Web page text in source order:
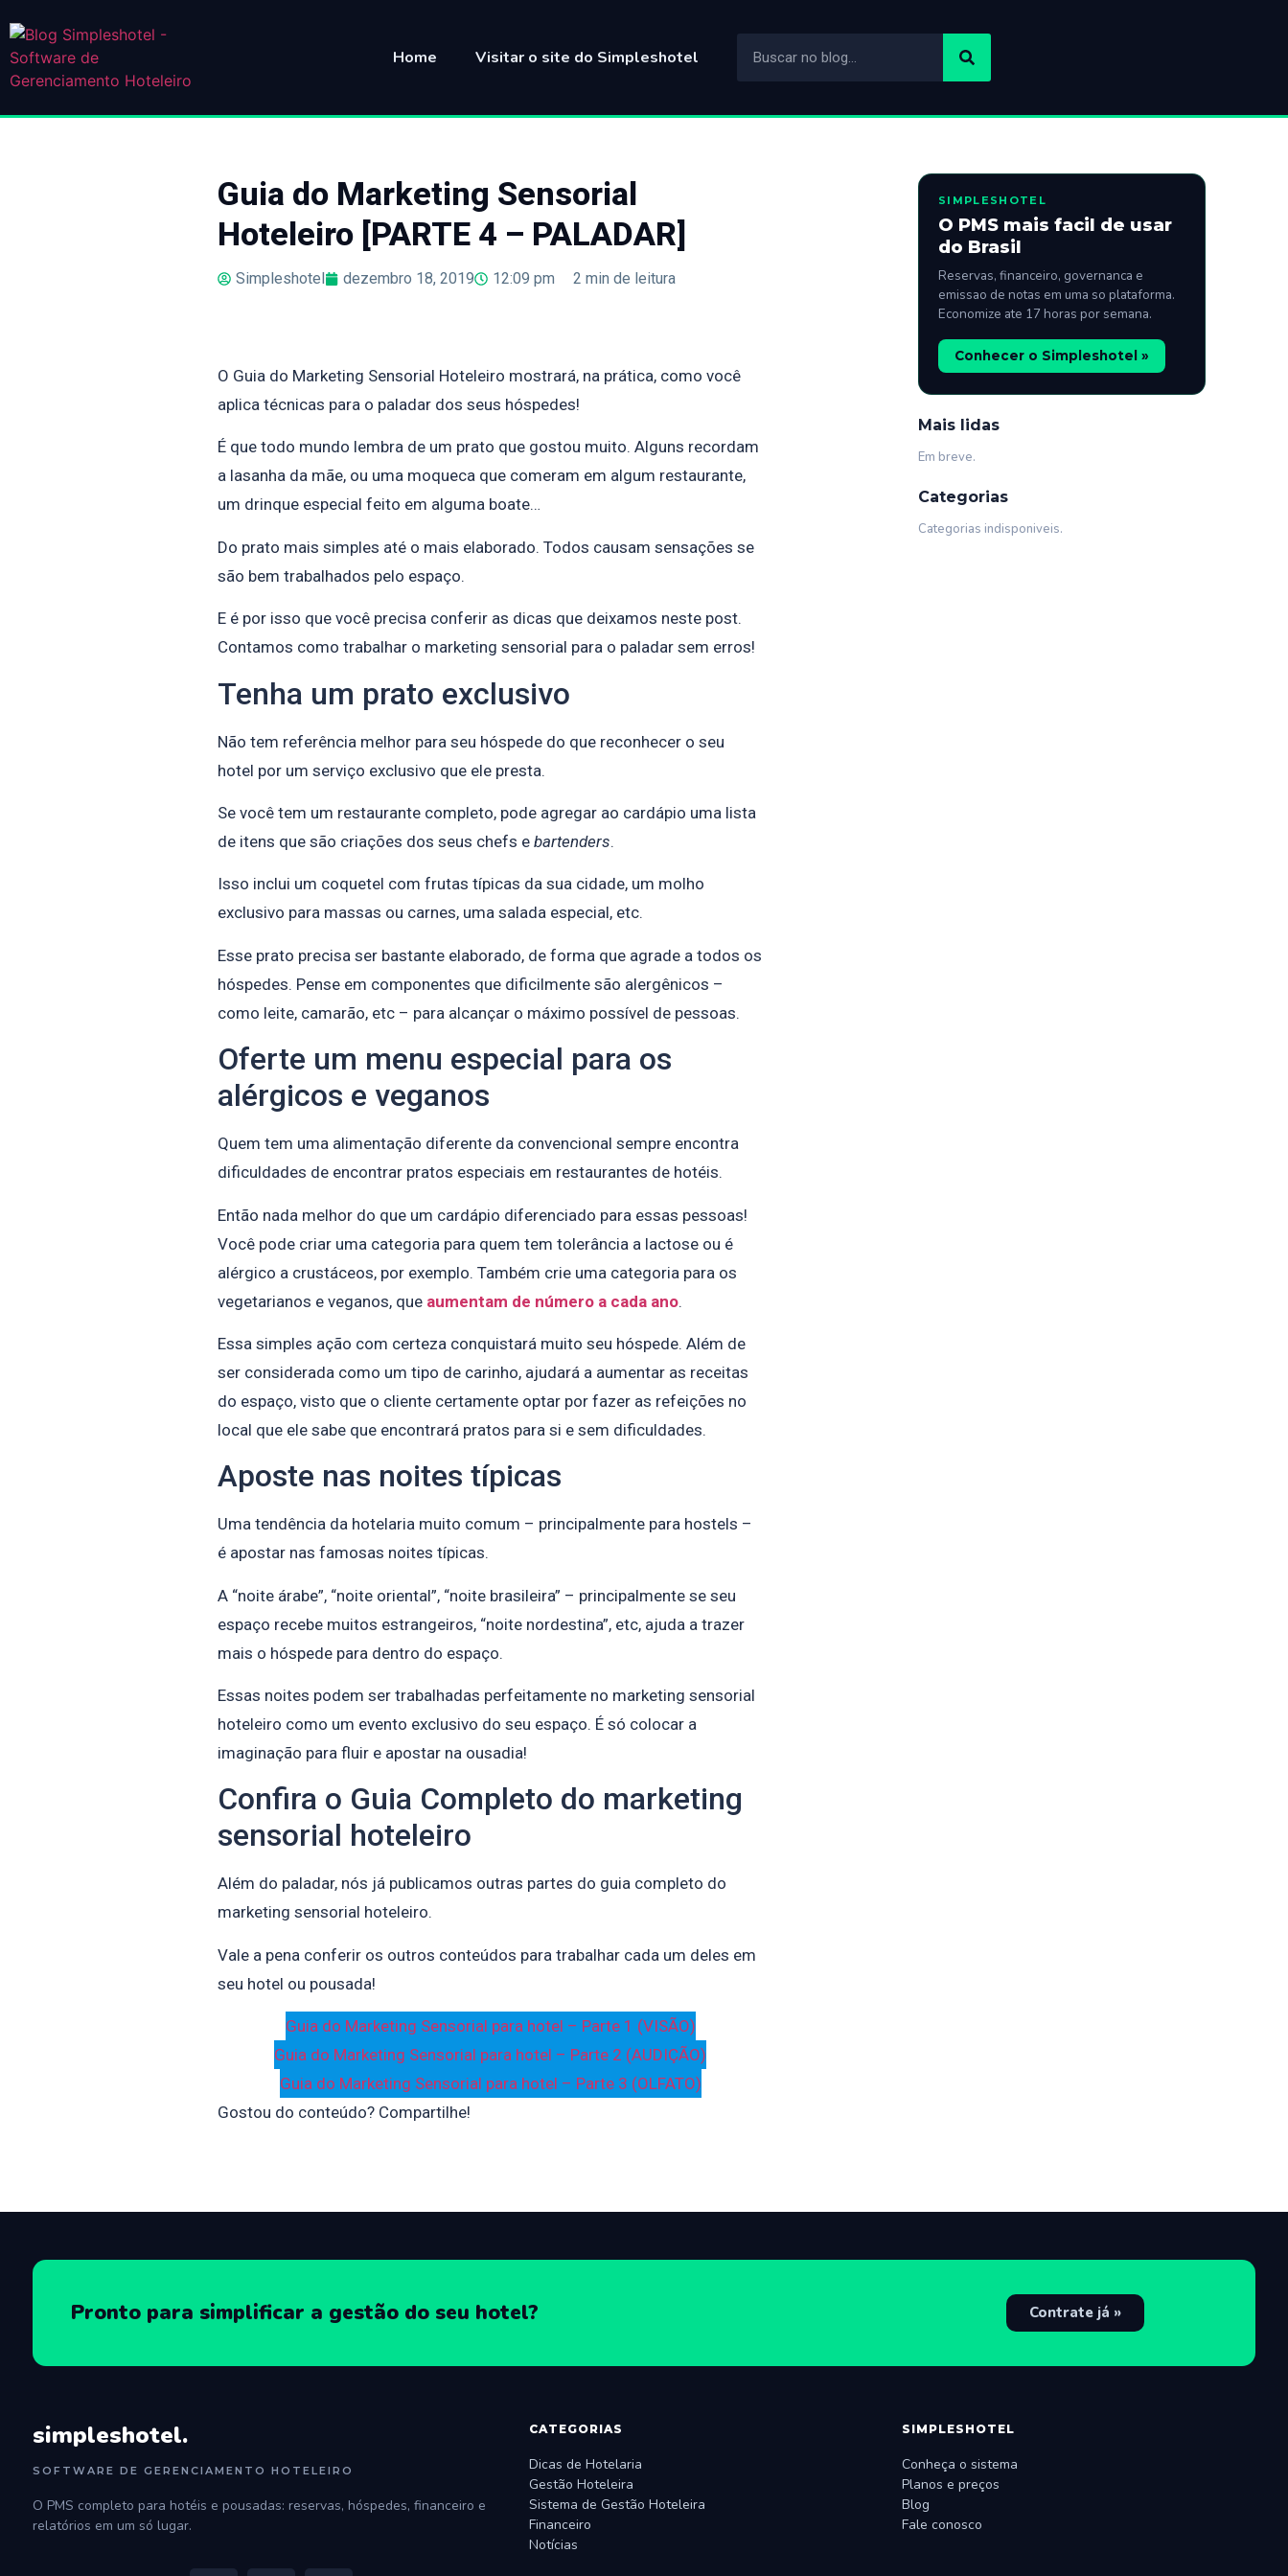
Home Visitar o site do Simpleshotel
Guia do Marketing Sensorial
Hoteleiro [PARTE 4 – PALADAR]
Simpleshotel dezembro 18, 2019 12:09 pm 2 min de leitura
O Guia do Marketing Sensorial Hoteleiro mostrará, na prática, como você
aplica técnicas para o paladar dos seus hóspedes!
É que todo mundo lembra de um prato que gostou muito. Alguns recordam
a lasanha da mãe, ou uma moqueca que comeram em algum restaurante,
um drinque especial feito em alguma boate…
Do prato mais simples até o mais elaborado. Todos causam sensações se
são bem trabalhados pelo espaço.
E é por isso que você precisa conferir as dicas que deixamos neste post.
Contamos como trabalhar o marketing sensorial para o paladar sem erros!
Tenha um prato exclusivo
Não tem referência melhor para seu hóspede do que reconhecer o seu
hotel por um serviço exclusivo que ele presta.
Se você tem um restaurante completo, pode agregar ao cardápio uma lista
de itens que são criações dos seus chefs e bartenders.
Isso inclui um coquetel com frutas típicas da sua cidade, um molho
exclusivo para massas ou carnes, uma salada especial, etc.
Esse prato precisa ser bastante elaborado, de forma que agrade a todos os
hóspedes. Pense em componentes que dificilmente são alergênicos –
como leite, camarão, etc – para alcançar o máximo possível de pessoas.
Oferte um menu especial para os
alérgicos e veganos
Quem tem uma alimentação diferente da convencional sempre encontra
dificuldades de encontrar pratos especiais em restaurantes de hotéis.
Então nada melhor do que um cardápio diferenciado para essas pessoas!
Você pode criar uma categoria para quem tem tolerância a lactose ou é
alérgico a crustáceos, por exemplo. Também crie uma categoria para os
vegetarianos e veganos, que aumentam de número a cada ano.
Essa simples ação com certeza conquistará muito seu hóspede. Além de
ser considerada como um tipo de carinho, ajudará a aumentar as receitas
do espaço, visto que o cliente certamente optar por fazer as refeições no
local que ele sabe que encontrará pratos para si e sem dificuldades.
Aposte nas noites típicas
Uma tendência da hotelaria muito comum – principalmente para hostels –
é apostar nas famosas noites típicas.
A “noite árabe”, “noite oriental”, “noite brasileira” – principalmente se seu
espaço recebe muitos estrangeiros, “noite nordestina”, etc, ajuda a trazer
mais o hóspede para dentro do espaço.
Essas noites podem ser trabalhadas perfeitamente no marketing sensorial
hoteleiro como um evento exclusivo do seu espaço. É só colocar a
imaginação para fluir e apostar na ousadia!
Confira o Guia Completo do marketing
sensorial hoteleiro
Além do paladar, nós já publicamos outras partes do guia completo do
marketing sensorial hoteleiro.
Vale a pena conferir os outros conteúdos para trabalhar cada um deles em
seu hotel ou pousada!
Guia do Marketing Sensorial para hotel – Parte 1 (VISÃO)
Guia do Marketing Sensorial para hotel – Parte 2 (AUDIÇÃO)
Guia do Marketing Sensorial para hotel – Parte 3 (OLFATO)
Gostou do conteúdo? Compartilhe!
SIMPLESHOTEL
O PMS mais facil de usar
do Brasil
Reservas, financeiro, governanca e
emissao de notas em uma so plataforma.
Economize ate 17 horas por semana.
Conhecer o Simpleshotel »
Mais lidas
Em breve.
Categorias
Categorias indisponiveis.
Pronto para simplificar a gestão do seu hotel? Contrate já »
simpleshotel.
SOFTWARE DE GERENCIAMENTO HOTELEIRO
O PMS completo para hotéis e pousadas: reservas, hóspedes, financeiro e
relatórios em um só lugar.
CATEGORIAS
Dicas de Hotelaria
Gestão Hoteleira
Sistema de Gestão Hoteleira
Financeiro
Notícias
SIMPLESHOTEL
Conheça o sistema
Planos e preços
Blog
Fale conosco